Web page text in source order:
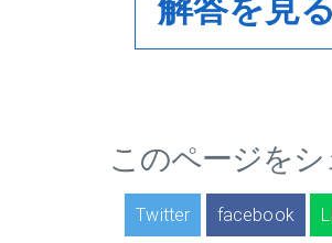
解答を見る
このページをシ
Twitter facebook